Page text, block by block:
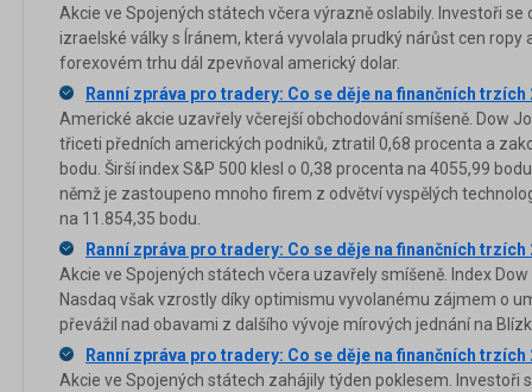
Akcie ve Spojených státech včera výrazně oslabily. Investoři
izraelské války s Íránem, která vyvolala prudký nárůst cen ropy
forexovém trhu dál zpevňoval americký dolar.
Ranní zpráva pro tradery: Co se děje na finančních trzích
Americké akcie uzavřely včerejší obchodování smíšeně. Dow
třiceti předních amerických podniků, ztratil 0,68 procenta a
bodu. Širší index S&P 500 klesl o 0,38 procenta na 4055,99
němž je zastoupeno mnoho firem z odvětví vyspělých
na 11.854,35 bodu.
Ranní zpráva pro tradery: Co se děje na finančních trzích
Akcie ve Spojených státech včera uzavřely smíšeně. Index
Nasdaq však vzrostly díky optimismu vyvolanému zájmem o
převážil nad obavami z dalšího vývoje mírových jednání na
Ranní zpráva pro tradery: Co se děje na finančních trzích
Akcie ve Spojených státech zahájily týden poklesem. Investoři